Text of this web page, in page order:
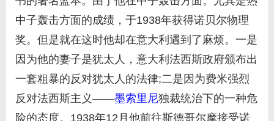
中子轰击方面的成绩，于1938年获得诺贝尔物理
奖。但是就在这时他却在意大利遇到了麻烦。一是
因为他的妻子是犹太人，意大利法西斯政府颁布出
一套粗暴的反对犹太人的法律;二是因为费米强烈
反对法西斯主义——墨索里尼独裁统治下的一种危
险的态度。1938年12月他前往斯德哥尔摩接受诺